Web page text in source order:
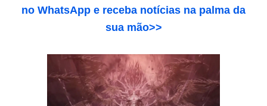
no WhatsApp e receba notícias na palma da
sua mão>>